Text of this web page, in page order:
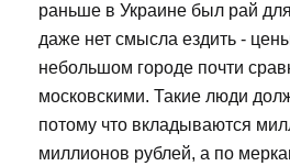
раньше в Украине был рай
даже нет смысла ездить -
небольшом городе почти
московскими. Такие люди
потому что вкладываются
миллионов рублей, а по